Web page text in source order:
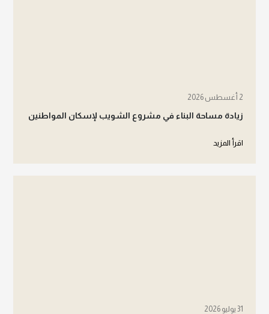
2 أغسطس 2026
زيادة مساحة البناء في مشروع الشويب لإسكان المواطنين
اقرأ المزيد
31 يوليو 2026